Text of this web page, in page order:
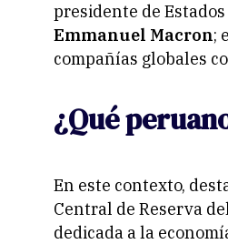
presidente de
Emmanuel Macron;
compañías globales
¿Qué
En este contexto,
Central de Reserva
dedicada a la